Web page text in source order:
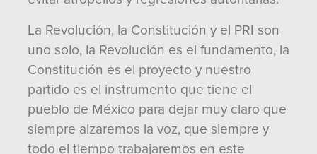
La Revolución, la Constitución y el PRI son
uno solo, la Revolución es el fundamento, la
Constitución es el proyecto y nuestro
partido es el instrumento que tiene el
pueblo de México para dejar muy claro que
siempre alzaremos la voz, que siempre y
todo el tiempo trabajaremos en este